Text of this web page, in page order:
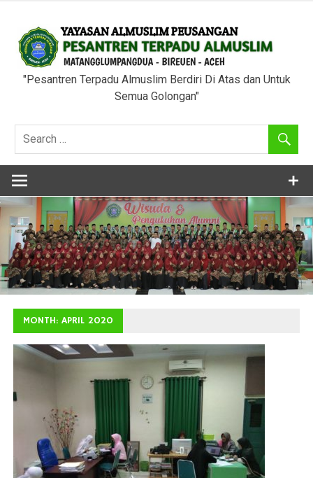
content
"Pesantren Terpadu Almuslim Berdiri Di Atas dan Untuk
Semua Golongan"
MONTH: APRIL 2020